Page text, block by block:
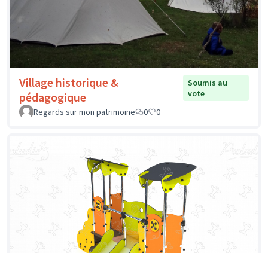
Village historique &
pédagogique
Soumis au
vote
Regards sur mon patrimoine
0 0